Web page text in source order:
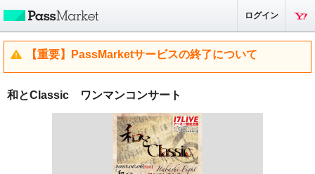
ログイン
【重要】PassMarketサービスの終了について
和とClassic ワンマンコンサート